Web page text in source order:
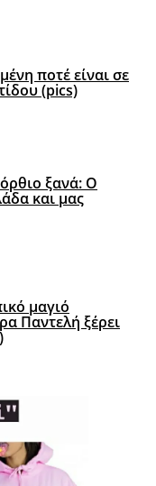
ποτέ είναι σε
(pics)
ξανά: Ο
και μας
μαγιό
Παντελή ξέρει